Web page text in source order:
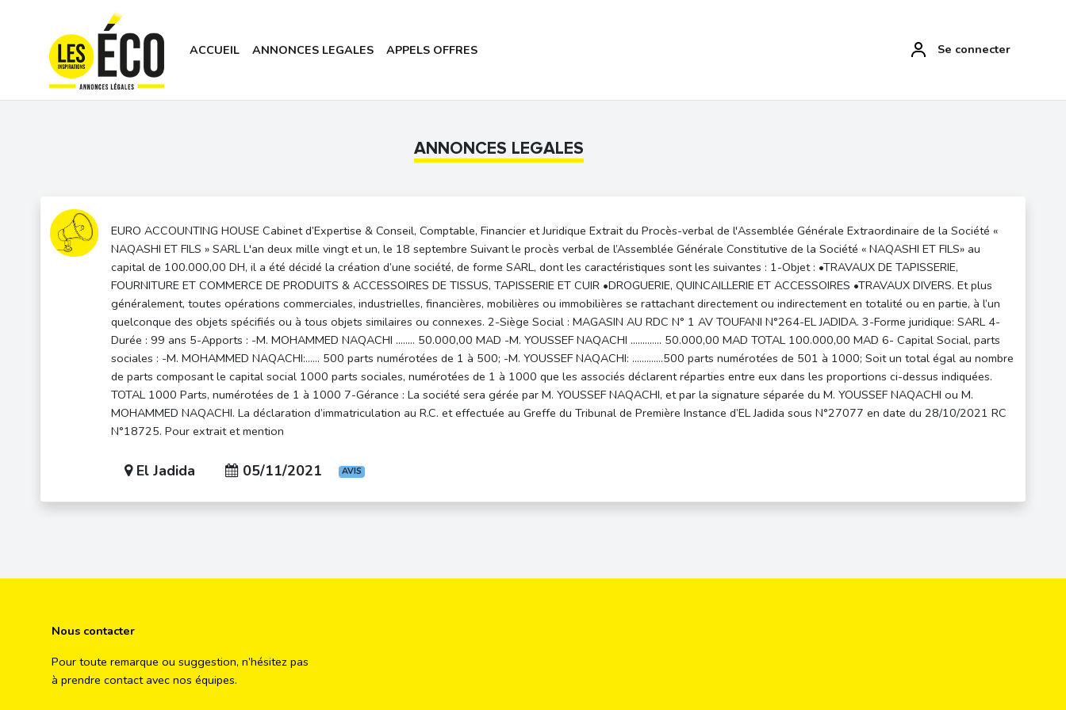
ACCUEIL ANNONCES LEGALES APPELS OFFRES Se connecter
ANNONCES LEGALES
EURO ACCOUNTING HOUSE Cabinet d’Expertise & Conseil, Comptable, Financier et Juridique Extrait du Procès-verbal de l'Assemblée Générale Extraordinaire de la Société «
NAQASHI ET FILS » SARL L'an deux mille vingt et un, le 18 septembre Suivant le procès verbal de l’Assemblée Générale Constitutive de la Société « NAQASHI ET FILS» au
capital de 100.000,00 DH, il a été décidé la création d’une société, de forme SARL, dont les caractéristiques sont les suivantes : 1-Objet : •TRAVAUX DE TAPISSERIE,
FOURNITURE ET COMMERCE DE PRODUITS & ACCESSOIRES DE TISSUS, TAPISSERIE ET CUIR •DROGUERIE, QUINCAILLERIE ET ACCESSOIRES •TRAVAUX DIVERS. Et plus
généralement, toutes opérations commerciales, industrielles, financières, mobilières ou immobilières se rattachant directement ou indirectement en totalité ou en partie, à l’un
quelconque des objets spécifiés ou à tous objets similaires ou connexes. 2-Siège Social : MAGASIN AU RDC N° 1 AV TOUFANI N°264-EL JADIDA. 3-Forme juridique: SARL 4-
Durée : 99 ans 5-Apports : -M. MOHAMMED NAQACHI …….. 50.000,00 MAD -M. YOUSSEF NAQACHI …………. 50.000,00 MAD TOTAL 100.000,00 MAD 6- Capital Social, parts
sociales : -M. MOHAMMED NAQACHI:…… 500 parts numérotées de 1 à 500; -M. YOUSSEF NAQACHI: …….……500 parts numérotées de 501 à 1000; Soit un total égal au nombre
de parts composant le capital social 1000 parts sociales, numérotées de 1 à 1000 que les associés déclarent réparties entre eux dans les proportions ci-dessus indiquées.
TOTAL 1000 Parts, numérotées de 1 à 1000 7-Gérance : La société sera gérée par M. YOUSSEF NAQACHI, et par la signature séparée du M. YOUSSEF NAQACHI ou M.
MOHAMMED NAQACHI. La déclaration d’immatriculation au R.C. et effectuée au Greffe du Tribunal de Première Instance d’EL Jadida sous N°27077 en date du 28/10/2021 RC
N°18725. Pour extrait et mention
El Jadida 05/11/2021 AVIS
Nous contacter
Pour toute remarque ou suggestion, n’hésitez pas
à prendre contact avec nos équipes.